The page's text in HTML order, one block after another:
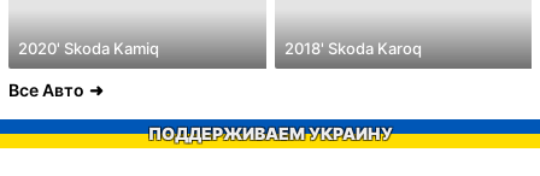
2020' Skoda Kamiq 2018' Skoda Karoq
Все Авто
ПОДДЕРЖИВАЕМ УКРАИНУ